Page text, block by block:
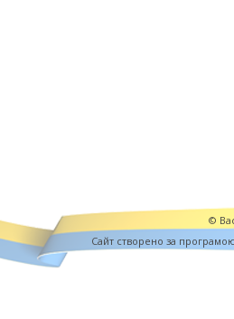
©
Cайт створено за